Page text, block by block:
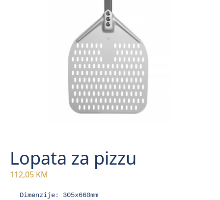
Lopata za pizzu
112,05 KM
Dimenzije: 305x660mm